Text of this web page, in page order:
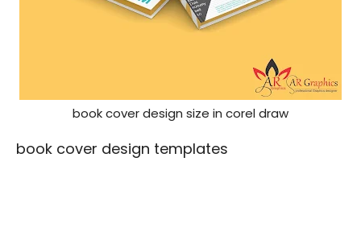
book cover design size in corel draw
book cover design templates